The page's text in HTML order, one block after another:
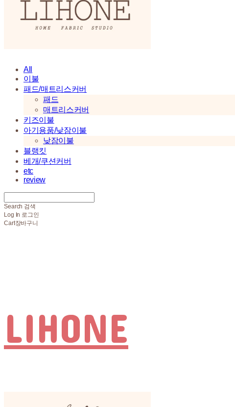
All
이불
패드/매트리스커버
패드
매트리스커버
키즈이불
아기용품/낮잠이불
낮잠이불
블랭킷
베개/쿠션커버
etc
review
Search 검색
Log In 로그인
Cart장바구니
LIHONE